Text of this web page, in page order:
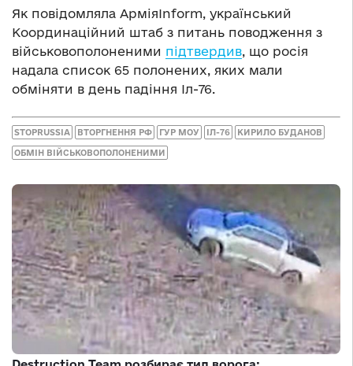
Як повідомляла АрміяInform, український
Координаційний штаб з питань поводження з
військовополоненими підтвердив , що росія
надала список 65 полонених, яких мали
обміняти в день падіння Іл-76.
STOPRUSSIA ВТОРГНЕННЯ РФ ГУР МОУ ІЛ-76 КИРИЛО БУДАНОВ
ОБМІН ВІЙСЬКОВОПОЛОНЕНИМИ